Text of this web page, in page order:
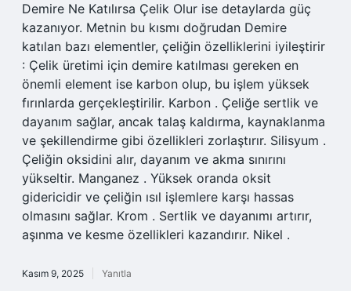
Demire Ne Katılırsa Çelik Olur ise detaylarda güç
kazanıyor. Metnin bu kısmı doğrudan Demire
katılan bazı elementler, çeliğin özelliklerini iyileştirir
: Çelik üretimi için demire katılması gereken en
önemli element ise karbon olup, bu işlem yüksek
fırınlarda gerçekleştirilir. Karbon . Çeliğe sertlik ve
dayanım sağlar, ancak talaş kaldırma, kaynaklanma
ve şekillendirme gibi özellikleri zorlaştırır. Silisyum .
Çeliğin oksidini alır, dayanım ve akma sınırını
yükseltir. Manganez . Yüksek oranda oksit
gidericidir ve çeliğin ısıl işlemlere karşı hassas
olmasını sağlar. Krom . Sertlik ve dayanımı artırır,
aşınma ve kesme özellikleri kazandırır. Nikel .
Kasım 9, 2025 Yanıtla